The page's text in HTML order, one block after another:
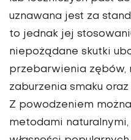
uznawana jest za
to jednak jej
niepożądane skutki
przebarwienia zębów,
zaburzenia smaku
Z powo­dzeniem
metodami